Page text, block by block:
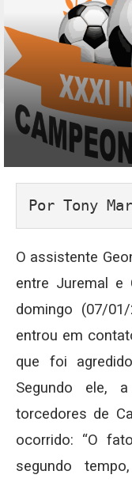
Por Tony
O assistente
entre Juremal e
domingo (07/
entrou em
que foi
Segundo ele,
torcedores de
ocorrido: “O
segundo